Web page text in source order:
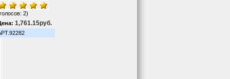
2)
1,761.15руб.